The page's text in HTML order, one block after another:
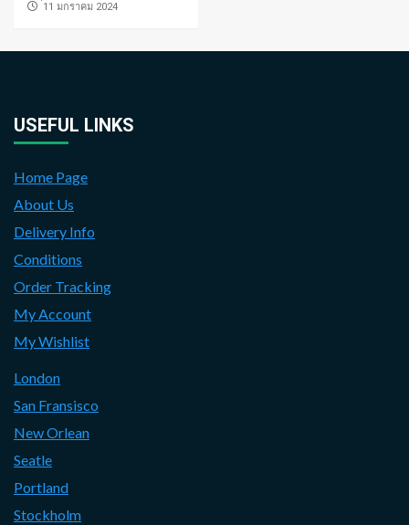
่11 มกราคม 2024
USEFUL LINKS
Home Page
About Us
Delivery Info
Conditions
Order Tracking
My Account
My Wishlist
London
San Fransisco
New Orlean
Seatle
Portland
Stockholm